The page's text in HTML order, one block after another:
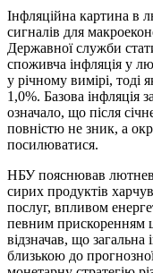
Інфляційна картина в
сигналів для
Державної служби
споживча інфляція у
у річному вимірі, тоді
1,0%. Базова інфляція
означало, що після
повністю не зник, а
посилюватися.
НБУ пояснював
сирих продуктів
послуг, впливом
певним прискоренням
відзначав, що загальна
близькою до